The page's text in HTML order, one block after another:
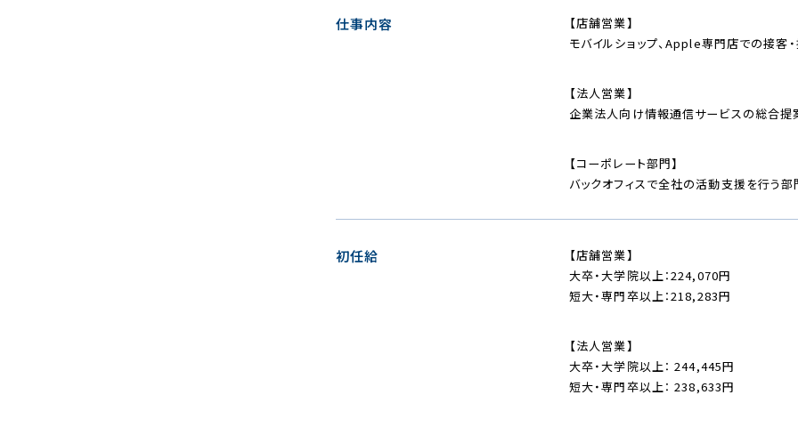
仕事内容
【店舗営業】
モバイルショップ、Apple専門店での接客
【法人営業】
企業法人向け情報通信サービスの総合提
【コーポレート部⾨】
バックオフィスで全社の活動⽀援を⾏う部
初任給
【店舗営業】
大卒・大学院以上：224,070円
短大・専門卒以上：218,283円
【法人営業】
大卒・大学院以上： 244,445円
短大・専門卒以上： 238,633円